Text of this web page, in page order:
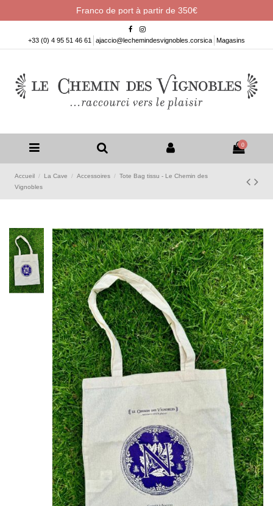
Franco de port à partir de 350€
+33 (0) 4 95 51 46 61 ajaccio@lechemindesvignobles.corsica Magasins
0
Accueil La Cave Accessoires
Tote Bag tissu - Le Chemin des
Vignobles